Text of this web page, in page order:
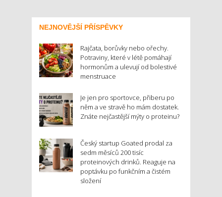
NEJNOVĚJŠÍ PŘÍSPĚVKY
Rajčata, borůvky nebo ořechy.
Potraviny, které v létě pomáhají
hormonům a ulevují od bolestivé
menstruace
Je jen pro sportovce, přiberu po
něm a ve stravě ho mám dostatek.
Znáte nejčastější mýty o proteinu?
Český startup Goated prodal za
sedm měsíců 200 tisíc
proteinových drinků. Reaguje na
poptávku po funkčním a čistém
složení